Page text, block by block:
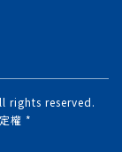
rights reserved.
權 *